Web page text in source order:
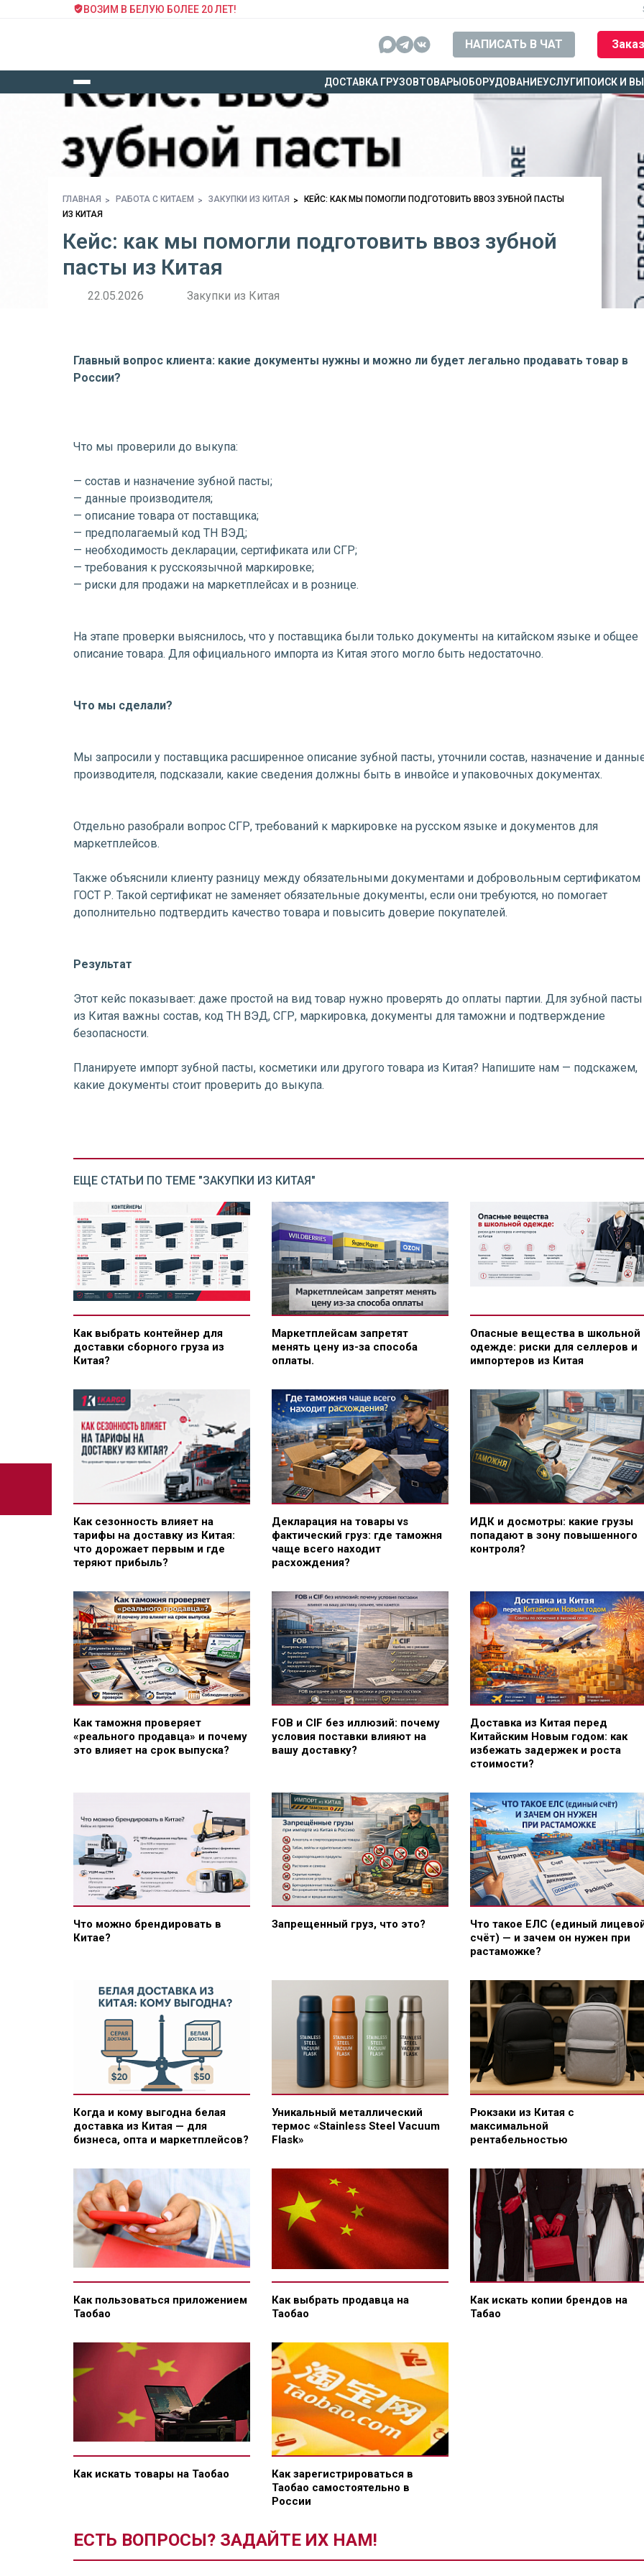
ВОЗИМ В БЕЛУЮ БОЛЕЕ 20 ЛЕТ!
НАПИСАТЬ В ЧАТ
ДОСТАВКА ГРУЗОВТОВАРЫ ОБОРУДОВАНИЕУСЛУГИ ПОИСК И
ГЛАВНАЯ РАБОТА С КИТАЕМ ЗАКУПКИ ИЗ КИТАЯ
КЕЙС: КАК МЫ ПОМОГЛИ ПОДГОТОВИТЬ ВВОЗ ЗУБНОЙ ПАСТЫ
ИЗ КИТАЯ
Кейс: как мы помогли подготовить ввоз зубной
пасты из Китая
22.05.2026 Закупки из Китая
Главный вопрос клиента: какие документы нужны и можно ли будет легально продавать товар в
России?
Что мы проверили до выкупа:
— состав и назначение зубной пасты;
— данные производителя;
— описание товара от поставщика;
— предполагаемый код ТН ВЭД;
— необходимость декларации, сертификата или СГР;
— требования к русскоязычной маркировке;
— риски для продажи на маркетплейсах и в рознице.
На этапе проверки выяснилось, что у поставщика были только документы на китайском языке и общее
описание товара. Для официального импорта из Китая этого могло быть недостаточно.
Что мы сделали?
Мы запросили у поставщика расширенное описание зубной пасты, уточнили состав, назначение и
производителя, подсказали, какие сведения должны быть в инвойсе и упаковочных документах.
Отдельно разобрали вопрос СГР, требований к маркировке на русском языке и документов для
маркетплейсов.
Также объяснили клиенту разницу между обязательными документами и добровольным сертификатом
ГОСТ Р. Такой сертификат не заменяет обязательные документы, если они требуются, но помогает
дополнительно подтвердить качество товара и повысить доверие покупателей.
Результат
Этот кейс показывает: даже простой на вид товар нужно проверять до оплаты партии. Для зубной пасты
из Китая важны состав, код ТН ВЭД, СГР, маркировка, документы для таможни и подтверждение
безопасности.
Планируете импорт зубной пасты, косметики или другого товара из Китая? Напишите нам — подскажем,
какие документы стоит проверить до выкупа.
ЕЩЕ СТАТЬИ ПО ТЕМЕ "ЗАКУПКИ ИЗ КИТАЯ"
Как выбрать контейнер для
доставки сборного груза из
Китая?
Маркетплейсам запретят
менять цену из-за способа
оплаты.
Опасные вещества в школьной
одежде: риски для селлеров и
импортеров из Китая
Как сезонность влияет на
тарифы на доставку из Китая:
что дорожает первым и где
теряют прибыль?
Декларация на товары vs
фактический груз: где таможня
чаще всего находит
расхождения?
ИДК и досмотры: какие грузы
попадают в зону повышенного
контроля?
Как таможня проверяет
«реального продавца» и почему
это влияет на срок выпуска?
FOB и CIF без иллюзий: почему
условия поставки влияют на
вашу доставку?
Доставка из Китая перед
Китайским Новым годом: как
избежать задержек и роста
стоимости?
Что можно брендировать в
Китае?
Запрещенный груз, что это?
Что такое ЕЛС (единый
счёт) — и зачем он нужен при
растаможке?
Когда и кому выгодна белая
доставка из Китая — для
бизнеса, опта и маркетплейсов?
Уникальный металлический
термос «Stainless Steel Vacuum
Flask»
Рюкзаки из Китая с
максимальной
рентабельностью
Как пользоваться приложением
Таобао
Как выбрать продавца на
Таобао
Как искать копии брендов на
Табао
Как искать товары на Таобао
Как зарегистрироваться в
Таобао самостоятельно в
России
ЕСТЬ ВОПРОСЫ? ЗАДАЙТЕ ИХ НАМ!